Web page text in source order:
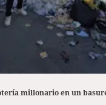
millonario en un